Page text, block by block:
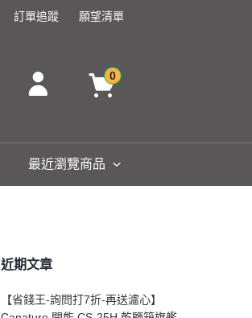
訂單追蹤 願望清單
0
最近瀏覽商品
近期文章
【省錢王-詢問打7折-再送濾心】